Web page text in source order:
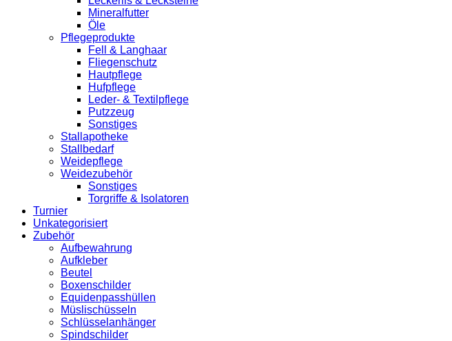
Mineralfutter
Öle
Pflegeprodukte
Fell & Langhaar
Fliegenschutz
Hautpflege
Hufpflege
Leder- & Textilpflege
Putzzeug
Sonstiges
Stallapotheke
Stallbedarf
Weidepflege
Weidezubehör
Sonstiges
Torgriffe & Isolatoren
Turnier
Unkategorisiert
Zubehör
Aufbewahrung
Aufkleber
Beutel
Boxenschilder
Equidenpasshüllen
Müslischüsseln
Schlüsselanhänger
Spindschilder